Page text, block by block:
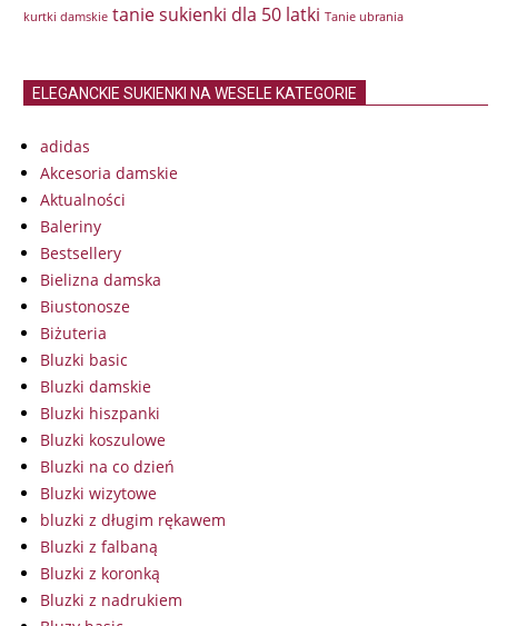
kurtki damskie tanie sukienki dla 50 latki Tanie ubrania
ELEGANCKIE SUKIENKI NA WESELE KATEGORIE
adidas
Akcesoria damskie
Aktualności
Baleriny
Bestsellery
Bielizna damska
Biustonosze
Biżuteria
Bluzki basic
Bluzki damskie
Bluzki hiszpanki
Bluzki koszulowe
Bluzki na co dzień
Bluzki wizytowe
bluzki z długim rękawem
Bluzki z falbaną
Bluzki z koronką
Bluzki z nadrukiem